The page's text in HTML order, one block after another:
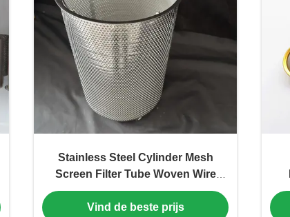
Stainless Steel Cylinder Mesh
Screen Filter Tube Woven Wire
Mesh Strainer Round Perforated
Filter Basket
Vind de beste prijs